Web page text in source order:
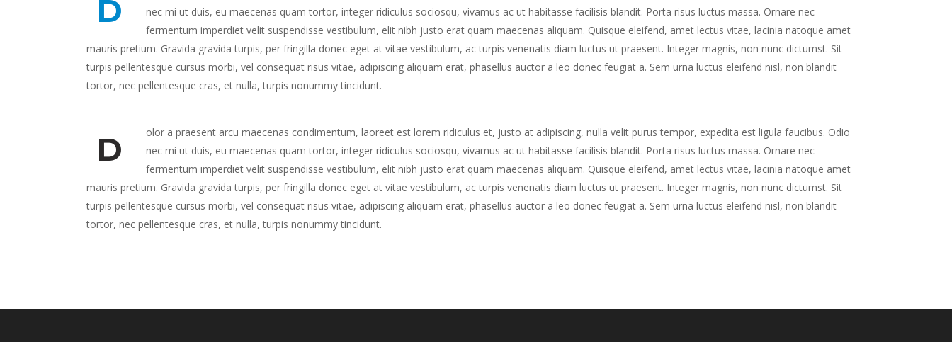
D
nec mi ut duis, eu maecenas quam tortor, integer ridiculus sociosqu, vivamus ac ut habitasse facilisis blandit. Porta risus luctus massa. Ornare nec
fermentum imperdiet velit suspendisse vestibulum, elit nibh justo erat quam maecenas aliquam. Quisque eleifend, amet lectus vitae, lacinia natoque amet
mauris pretium. Gravida gravida turpis, per fringilla donec eget at vitae vestibulum, ac turpis venenatis diam luctus ut praesent. Integer magnis, non nunc dictumst. Sit
turpis pellentesque cursus morbi, vel consequat risus vitae, adipiscing aliquam erat, phasellus auctor a leo donec feugiat a. Sem urna luctus eleifend nisl, non blandit
tortor, nec pellentesque cras, et nulla, turpis nonummy tincidunt.
D
olor a praesent arcu maecenas condimentum, laoreet est lorem ridiculus et, justo at adipiscing, nulla velit purus tempor, expedita est ligula faucibus. Odio
nec mi ut duis, eu maecenas quam tortor, integer ridiculus sociosqu, vivamus ac ut habitasse facilisis blandit. Porta risus luctus massa. Ornare nec
fermentum imperdiet velit suspendisse vestibulum, elit nibh justo erat quam maecenas aliquam. Quisque eleifend, amet lectus vitae, lacinia natoque amet
mauris pretium. Gravida gravida turpis, per fringilla donec eget at vitae vestibulum, ac turpis venenatis diam luctus ut praesent. Integer magnis, non nunc dictumst. Sit
turpis pellentesque cursus morbi, vel consequat risus vitae, adipiscing aliquam erat, phasellus auctor a leo donec feugiat a. Sem urna luctus eleifend nisl, non blandit
tortor, nec pellentesque cras, et nulla, turpis nonummy tincidunt.